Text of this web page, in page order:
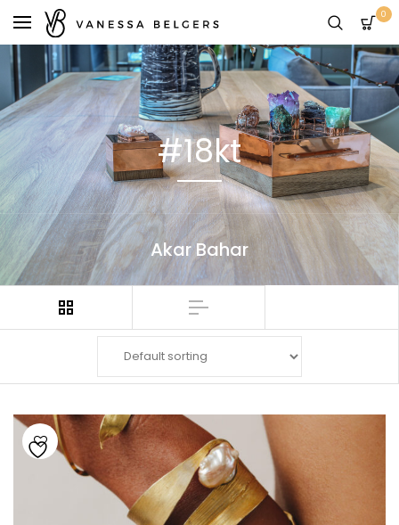
0
#18kt
Akar Bahar